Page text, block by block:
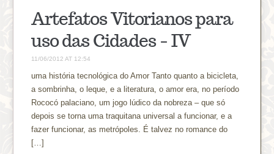
Artefatos Vitorianos para
uso das Cidades – IV
11/06/2012 AT 12:54
uma história tecnológica do Amor Tanto quanto a bicicleta,
a sombrinha, o leque, e a literatura, o amor era, no período
Rococó palaciano, um jogo lúdico da nobreza – que só
depois se torna uma traquitana universal a funcionar, e a
fazer funcionar, as metrópoles. É talvez no romance do
[…]